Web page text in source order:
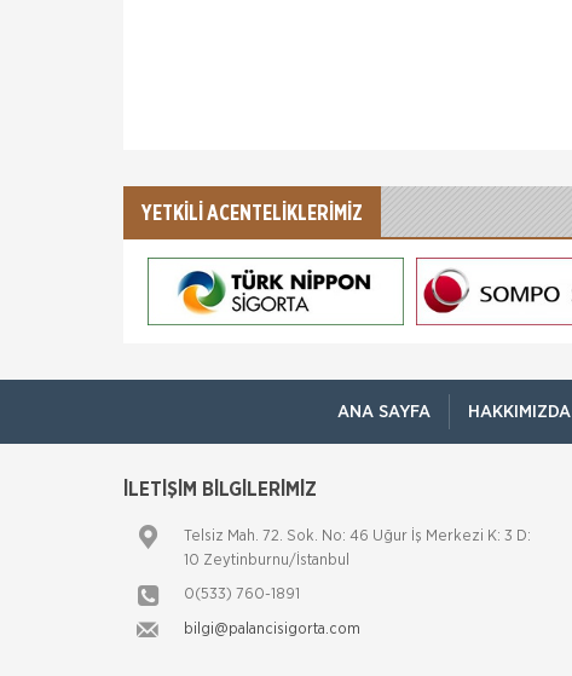
YETKİLİ ACENTELİKLERİMİZ
ANA SAYFA HAKKIMIZDA
İLETİŞİM BİLGİLERİMİZ
Telsiz Mah. 72. Sok. No: 46 Uğur İş Merkezi K: 3 D:
10 Zeytinburnu/İstanbul
0(533) 760-1891
bilgi@palancisigorta.com